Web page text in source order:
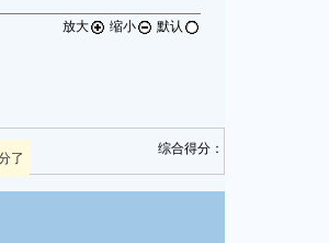
放大 缩小
默认
了
综合得分：